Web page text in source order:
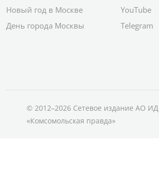
Новый год в Москве
День города Москвы
YouTube
Telegram
© 2012–2026 Сетевое издание АО ИД
«Комсомольская правда»